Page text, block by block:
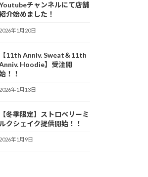
チャンネルにて店舗
介始めました！
2026年1月20日
【11th Anniv. Sweat＆11th
Hoodie】受注開
！！
2026年1月13日
【冬季限定】ストロベリーミ
ルクシェイク提供開始！！
2026年1月9日